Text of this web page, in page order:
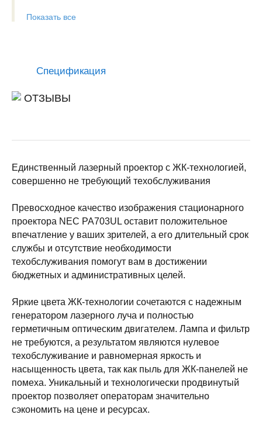
Показать все
Спецификация
ОТЗЫВЫ
Единственный лазерный проектор с ЖК-технологией,
совершенно не требующий техобслуживания
Превосходное качество изображения стационарного
проектора NEC PA703UL оставит положительное
впечатление у ваших зрителей, а его длительный срок
службы и отсутствие необходимости
техобслуживания помогут вам в достижении
бюджетных и административных целей.
Яркие цвета ЖК-технологии сочетаются c надежным
генератором лазерного луча и полностью
герметичным оптическим двигателем. Лампа и фильтр
не требуются, а результатом являются нулевое
техобслуживание и равномерная яркость и
насыщенность цвета, так как пыль для ЖК-панелей не
помеха. Уникальный и технологически продвинутый
проектор позволяет операторам значительно
сэкономить на цене и ресурсах.